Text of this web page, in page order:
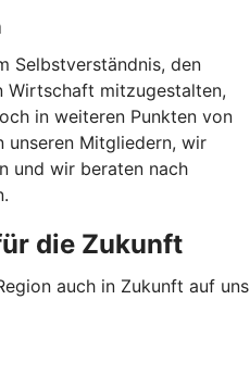
Selbstverständnis, den
Wirtschaft mitzugestalten,
in weiteren Punkten von
unseren Mitgliedern, wir
und wir beraten nach
die Zukunft
auch in Zukunft auf uns